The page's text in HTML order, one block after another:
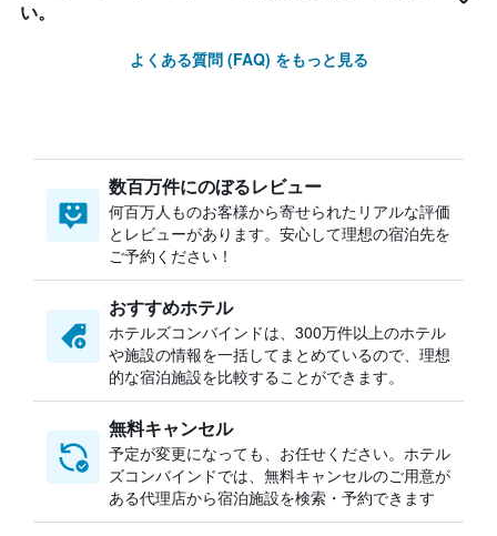
い。
よくある質問 (FAQ) をもっと見る
数百万件にのぼるレビュー
何百万人ものお客様から寄せられたリアルな評価
とレビューがあります。安心して理想の宿泊先を
ご予約ください！
おすすめホテル
ホテルズコンバインドは、300万件以上のホテル
や施設の情報を一括してまとめているので、理想
的な宿泊施設を比較することができます。
無料キャンセル
予定が変更になっても、お任せください。ホテル
ズコンバインドでは、無料キャンセルのご用意が
ある代理店から宿泊施設を検索・予約できます